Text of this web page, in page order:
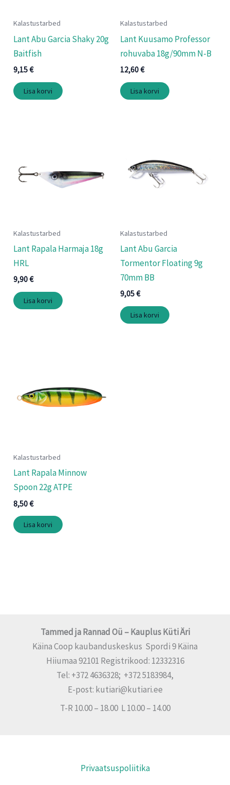
Kalastustarbed
Lant Abu Garcia Shaky 20g
Baitfish
9,15€
Lisa korvi
Kalastustarbed
Lant Kuusamo Professor
rohuvaba 18g/90mm N-B
12,60€
Lisa korvi
Kalastustarbed
Lant Rapala Harmaja 18g
HRL
9,90€
Lisa korvi
Kalastustarbed
Lant Abu Garcia
Tormentor Floating 9g
70mm BB
9,05€
Lisa korvi
Kalastustarbed
Lant Rapala Minnow
Spoon 22g ATPE
8,50€
Lisa korvi
Tammed ja Rannad Oü – Kauplus Küti Äri
Käina Coop kaubanduskeskus Spordi 9 Käina
Hiiumaa 92101 Registrikood: 12332316
Tel: +372 4636328; +372 5183984,
E-post: kutiari@kutiari.ee
T-R 10.00 – 18.00 L 10.00 – 14.00
Privaatsuspoliitika